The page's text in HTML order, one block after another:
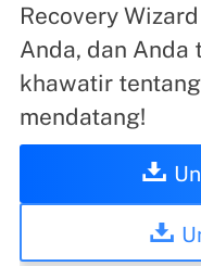
Recovery
Anda, dan Anda
khawatir
mendatang!